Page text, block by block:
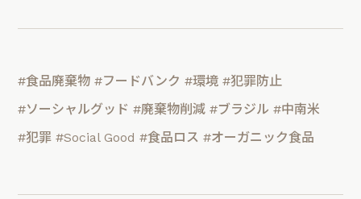
#食品廃棄物 #フードバンク #環境 #犯罪防止
#ソーシャルグッド #廃棄物削減 #ブラジル #中南米
#犯罪 #Social Good #食品ロス #オーガニック食品